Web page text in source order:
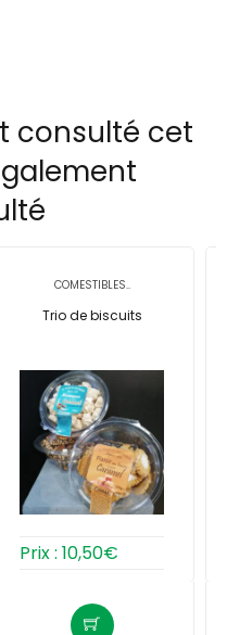
consulté cet
COMESTIBLES..
Trio de biscuits
Prix : 10,50€